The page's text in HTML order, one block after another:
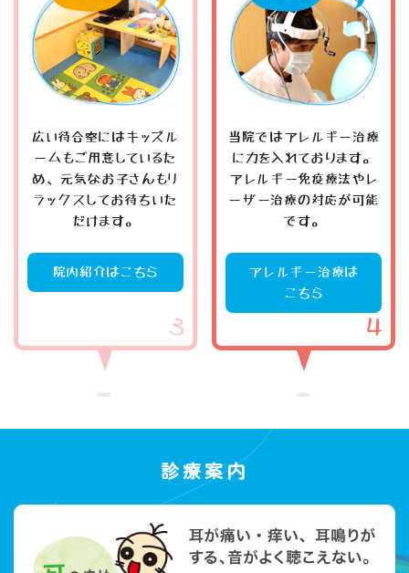
広い待合室にはキッズル
ームもご用意しているた
め、元気なお子さんもリ
ラックスしてお待ちいた
だけます。
院内紹介はこちら
当院ではアレルギー治療
に力を入れております。
アレルギー免疫療法やレ
ーザー治療の対応が可能
です。
アレルギー治療は
こちら
診療案内